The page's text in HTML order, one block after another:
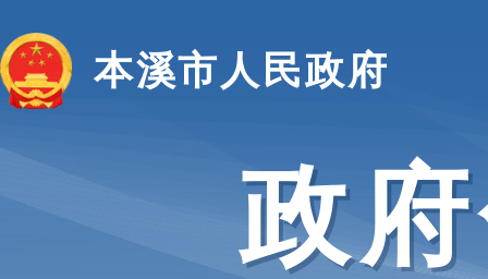
本溪市人民政府
政